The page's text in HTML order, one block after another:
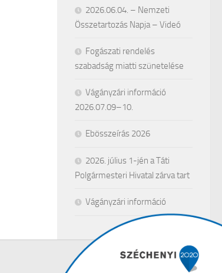
2026.06.04. – Nemzeti
Összetartozás Napja – Videó
Fogászati rendelés
szabadság miatti szünetelése
Vágányzári információ
2026.07.09–10.
Ebösszeírás 2026
2026. július 1-jén a Táti
Polgármesteri Hivatal zárva tart
Vágányzári információ